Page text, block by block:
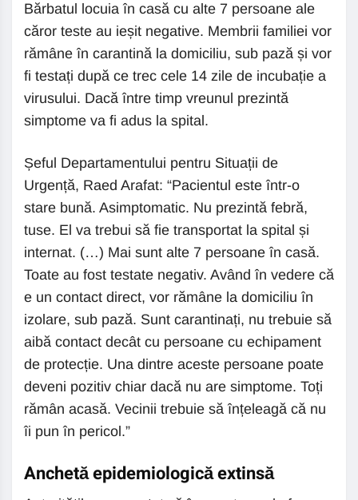
Bărbatul locuia în casă cu alte 7 persoane ale
căror teste au ieșit negative. Membrii familiei vor
rămâne în carantină la domiciliu, sub pază și vor
fi testați după ce trec cele 14 zile de incubație a
virusului. Dacă între timp vreunul prezintă
simptome va fi adus la spital.
Șeful Departamentului pentru Situații de
Urgență, Raed Arafat: “Pacientul este într-o
stare bună. Asimptomatic. Nu prezintă febră,
tuse. El va trebui să fie transportat la spital și
internat. (…) Mai sunt alte 7 persoane în casă.
Toate au fost testate negativ. Având în vedere că
e un contact direct, vor rămâne la domiciliu în
izolare, sub pază. Sunt carantinați, nu trebuie să
aibă contact decât cu persoane cu echipament
de protecție. Una dintre aceste persoane poate
deveni pozitiv chiar dacă nu are simptome. Toți
rămân acasă. Vecinii trebuie să înțeleagă că nu
îi pun în pericol.”
Anchetă epidemiologică extinsă